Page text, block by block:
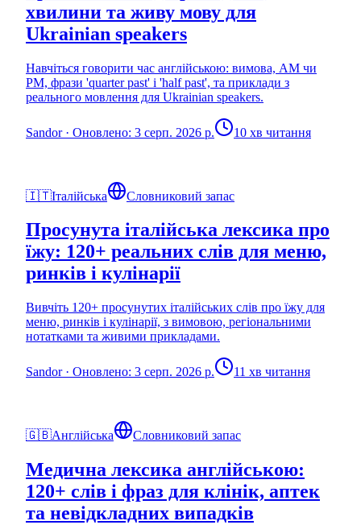
хвилини та живу мову для
Ukrainian speakers
Навчіться говорити час англійською: вимова, AM чи
PM, фрази 'quarter past' і 'half past', та приклади з
реального мовлення для Ukrainian speakers.
Sandor· Оновлено: 3 серп. 2026 р. 10 хв читання
🇮🇹Італійська Словниковий запас
Просунута італійська лексика про
їжу: 120+ реальних слів для меню,
ринків і кулінарії
Вивчіть 120+ просунутих італійських слів про їжу для
меню, ринків і кулінарії, з вимовою, регіональними
нотатками та живими прикладами.
Sandor· Оновлено: 3 серп. 2026 р. 11 хв читання
🇬🇧Англійська Словниковий запас
Медична лексика англійською:
120+ слів і фраз для клінік, аптек
та невідкладних випадків